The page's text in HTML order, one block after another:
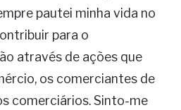
pautei minha vida no
para o
através de ações que
os comerciantes de
comerciários. Sinto-me